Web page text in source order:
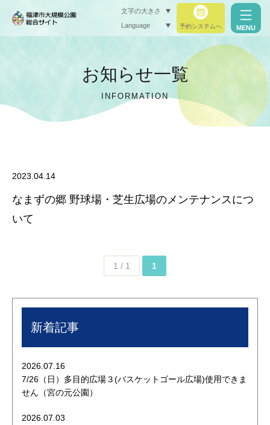
文字の大きさ
Language 予約システムへ MENU
お知らせ一覧
INFORMATION
2023.04.14
なまずの郷 野球場・芝生広場のメンテナンスにつ
いて
1 / 1 1
新着記事
2026.07.16
7/26（日）多目的広場３(バスケットゴール広場)使用できま
せん（宮の元公園）
2026.07.03